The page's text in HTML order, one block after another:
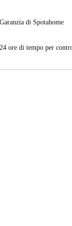
Garanzia di Spotahome
breve preavviso, noi A)
rimborseremo
24 ore di tempo per